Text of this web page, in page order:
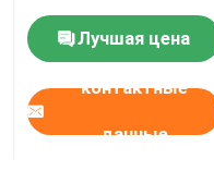
Лучшая цена
контактные
данные